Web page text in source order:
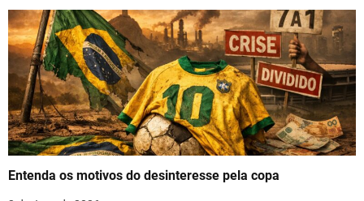
Entenda os motivos do desinteresse pela copa